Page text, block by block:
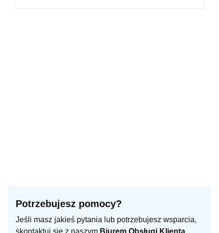
Potrzebujesz pomocy?
Jeśli masz jakieś pytania lub potrzebujesz wsparcia,
skontaktuj się z naszym Biurem Obsługi Klienta